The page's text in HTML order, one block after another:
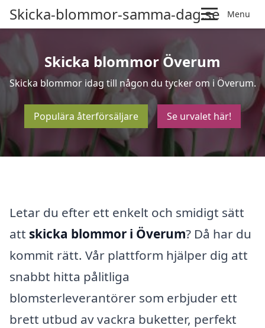
Skicka-blommor-samma-dag.se Menu
Skicka blommor Överum
Skicka blommor idag till någon du tycker om i Överum.
Populära återförsäljare Se urvalet här!
Letar du efter ett enkelt och smidigt sätt
att skicka blommor i Överum? Då har du
kommit rätt. Vår plattform hjälper dig att
snabbt hitta pålitliga
blomsterleverantörer som erbjuder ett
brett utbud av vackra buketter, perfekt